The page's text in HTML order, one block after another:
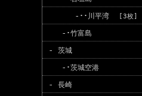
-･･ 川平湾 [3枚]
-･竹富島
- 茨城
-･茨城空港
- 長崎